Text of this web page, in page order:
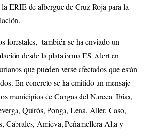
ERIE de albergue de Cruz Roja para la
forestales, también se ha enviado un
desde la plataforma ES-Alert en
que pueden verse afectados que están
En concreto se ha emitido un mensaje
municipios de Cangas del Narcea, Ibias,
Quirós, Ponga, Lena, Aller, Caso,
Cabrales, Amieva, Peñamellera Alta y